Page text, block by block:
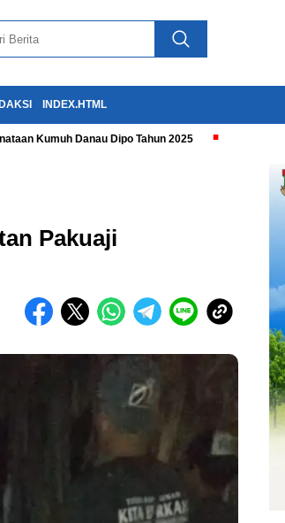
INDEX.HTML
Kumuh Danau Dipo Tahun 2025
Pakuaji